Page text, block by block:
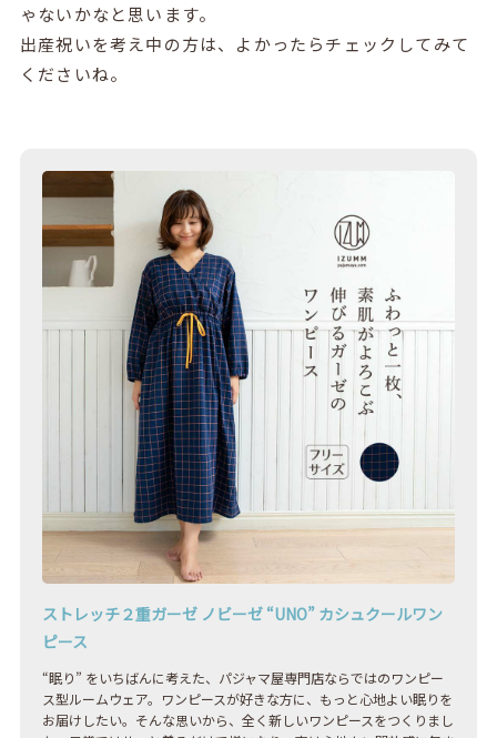
ゃないかなと思います。
出産祝いを考え中の方は、よかったらチェックしてみて
くださいね。
ストレッチ２重ガーゼ ノビーゼ “UNO” カシュクールワン
ピース
“眠り” をいちばんに考えた、パジャマ屋専門店ならではのワンピー
ス型ルームウェア。ワンピースが好きな方に、もっと心地よい眠りを
お届けしたい。そんな思いから、全く新しいワンピースをつくりまし